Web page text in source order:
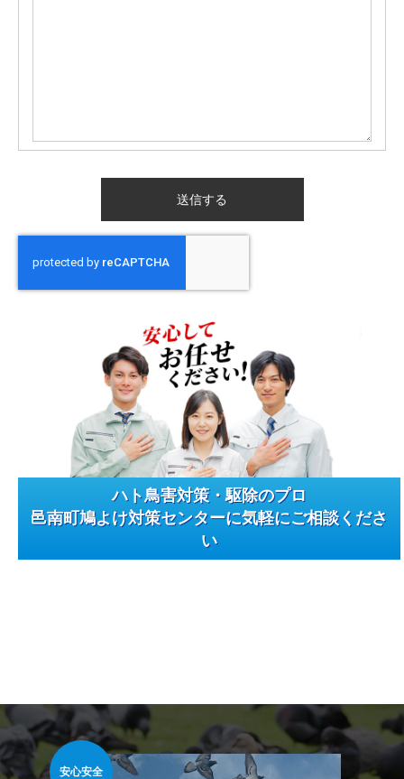
ハト鳥害対策・駆除のプロ
邑南町鳩よけ対策センターに気軽にご相談くださ
い
安心安全